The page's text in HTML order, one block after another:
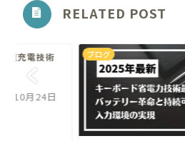
RELATED POST
速充電技術
年10月24日
ブログ